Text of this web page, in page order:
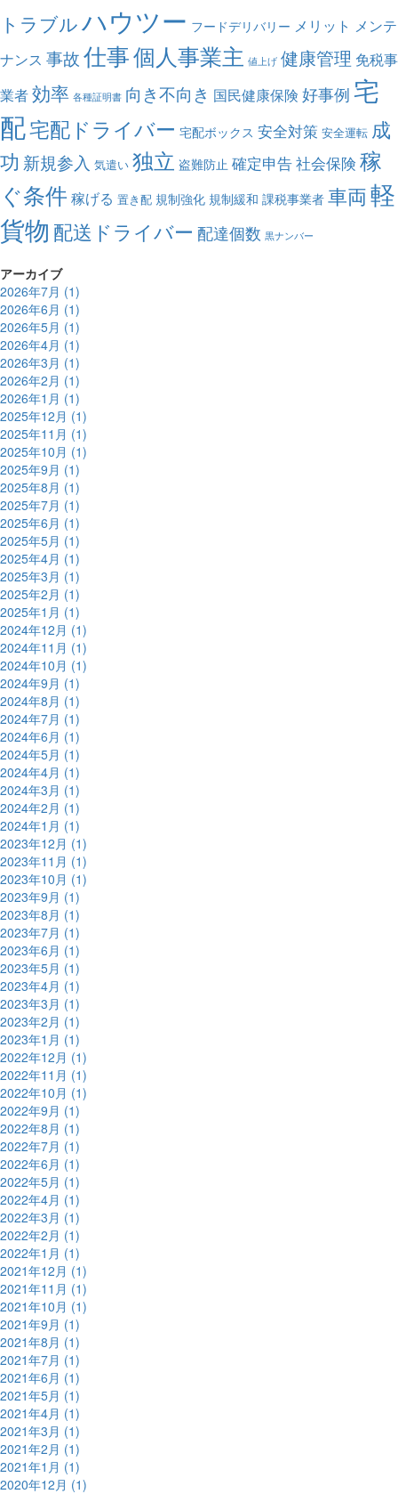
トラブルハウツー フードデリバリー メリット メンテ
ナンス 事故仕事個人事業主 値上げ 健康管理 免税事
業者効率 各種証明書 向き不向き 国民健康保険 好事例 宅
配宅配ドライバー 宅配ボックス 安全対策 安全運転 成
功 新規参入 気遣い 独立 盗難防止 確定申告社会保険 稼
ぐ条件 稼げる 置き配 規制強化 規制緩和 課税事業者車両軽
貨物 配送ドライバー 配達個数 黒ナンバー
アーカイブ
2026年7月 (1)
2026年6月 (1)
2026年5月 (1)
2026年4月 (1)
2026年3月 (1)
2026年2月 (1)
2026年1月 (1)
2025年12月 (1)
2025年11月 (1)
2025年10月 (1)
2025年9月 (1)
2025年8月 (1)
2025年7月 (1)
2025年6月 (1)
2025年5月 (1)
2025年4月 (1)
2025年3月 (1)
2025年2月 (1)
2025年1月 (1)
2024年12月 (1)
2024年11月 (1)
2024年10月 (1)
2024年9月 (1)
2024年8月 (1)
2024年7月 (1)
2024年6月 (1)
2024年5月 (1)
2024年4月 (1)
2024年3月 (1)
2024年2月 (1)
2024年1月 (1)
2023年12月 (1)
2023年11月 (1)
2023年10月 (1)
2023年9月 (1)
2023年8月 (1)
2023年7月 (1)
2023年6月 (1)
2023年5月 (1)
2023年4月 (1)
2023年3月 (1)
2023年2月 (1)
2023年1月 (1)
2022年12月 (1)
2022年11月 (1)
2022年10月 (1)
2022年9月 (1)
2022年8月 (1)
2022年7月 (1)
2022年6月 (1)
2022年5月 (1)
2022年4月 (1)
2022年3月 (1)
2022年2月 (1)
2022年1月 (1)
2021年12月 (1)
2021年11月 (1)
2021年10月 (1)
2021年9月 (1)
2021年8月 (1)
2021年7月 (1)
2021年6月 (1)
2021年5月 (1)
2021年4月 (1)
2021年3月 (1)
2021年2月 (1)
2021年1月 (1)
2020年12月 (1)